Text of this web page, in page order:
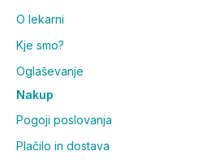
O lekarni
Kje smo?
Oglaševanje
Nakup
Pogoji poslovanja
Plačilo in dostava